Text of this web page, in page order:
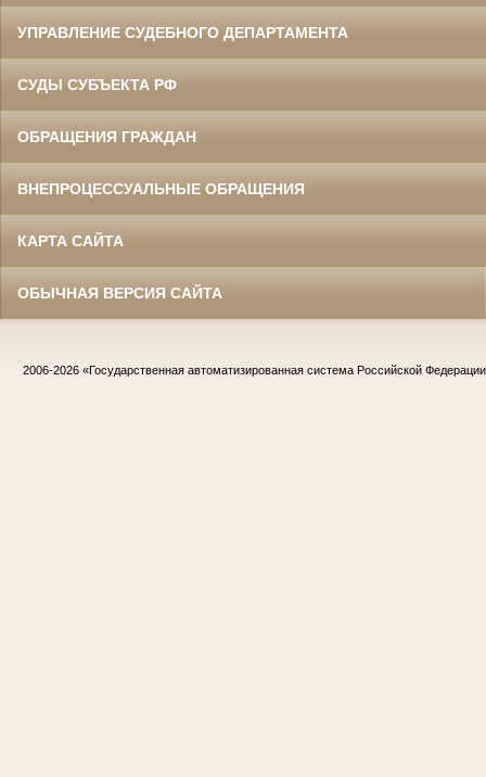
УПРАВЛЕНИЕ СУДЕБНОГО ДЕПАРТАМЕНТА
СУДЫ СУБЪЕКТА РФ
ОБРАЩЕНИЯ ГРАЖДАН
ВНЕПРОЦЕССУАЛЬНЫЕ ОБРАЩЕНИЯ
КАРТА САЙТА
ОБЫЧНАЯ ВЕРСИЯ САЙТА
2006-2026 «Государственная автоматизированная система Российской